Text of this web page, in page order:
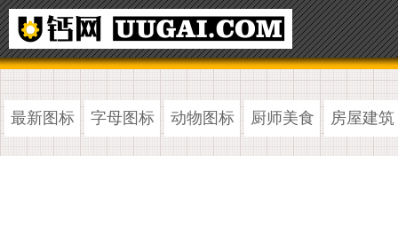
最新图标 字母图标 动物图标 厨师美食 房屋建筑